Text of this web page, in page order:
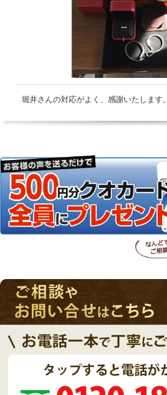
堀井さんの対応がよく、感謝いたします。